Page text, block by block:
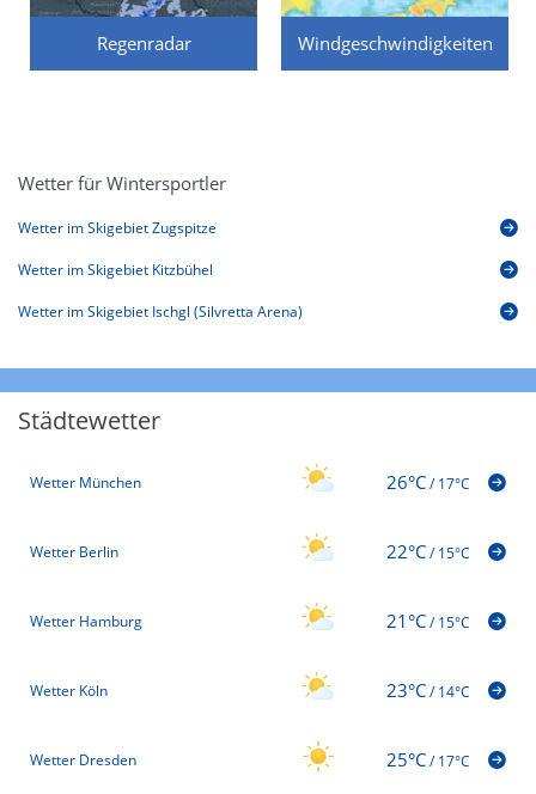
Regenradar Windgeschwindigkeiten
Wetter für Wintersportler
Wetter im Skigebiet Zugspitze
Wetter im Skigebiet Kitzbühel
Wetter im Skigebiet Ischgl (Silvretta Arena)
Städtewetter
Wetter München 26°C/17°C
Wetter Berlin 22°C/15°C
Wetter Hamburg 21°C/15°C
Wetter Köln 23°C/14°C
Wetter Dresden 25°C/17°C